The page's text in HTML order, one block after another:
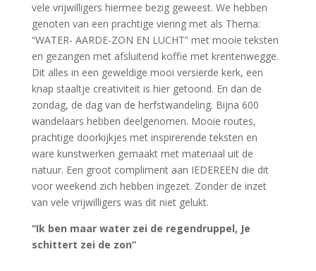
vele vrijwilligers hiermee bezig geweest. We hebben
genoten van een prachtige viering met als Thema:
“WATER- AARDE-ZON EN LUCHT” met mooie teksten
en gezangen met afsluitend koffie met krentenwegge.
Dit alles in een geweldige mooi versierde kerk, een
knap staaltje creativiteit is hier getoond. En dan de
zondag, de dag van de herfstwandeling. Bijna 600
wandelaars hebben deelgenomen. Mooie routes,
prachtige doorkijkjes met inspirerende teksten en
ware kunstwerken gemaakt met materiaal uit de
natuur. Een groot compliment aan IEDEREEN die dit
voor weekend zich hebben ingezet. Zonder de inzet
van vele vrijwilligers was dit niet gelukt.
“Ik ben maar water zei de regendruppel, Je
schittert zei de zon”